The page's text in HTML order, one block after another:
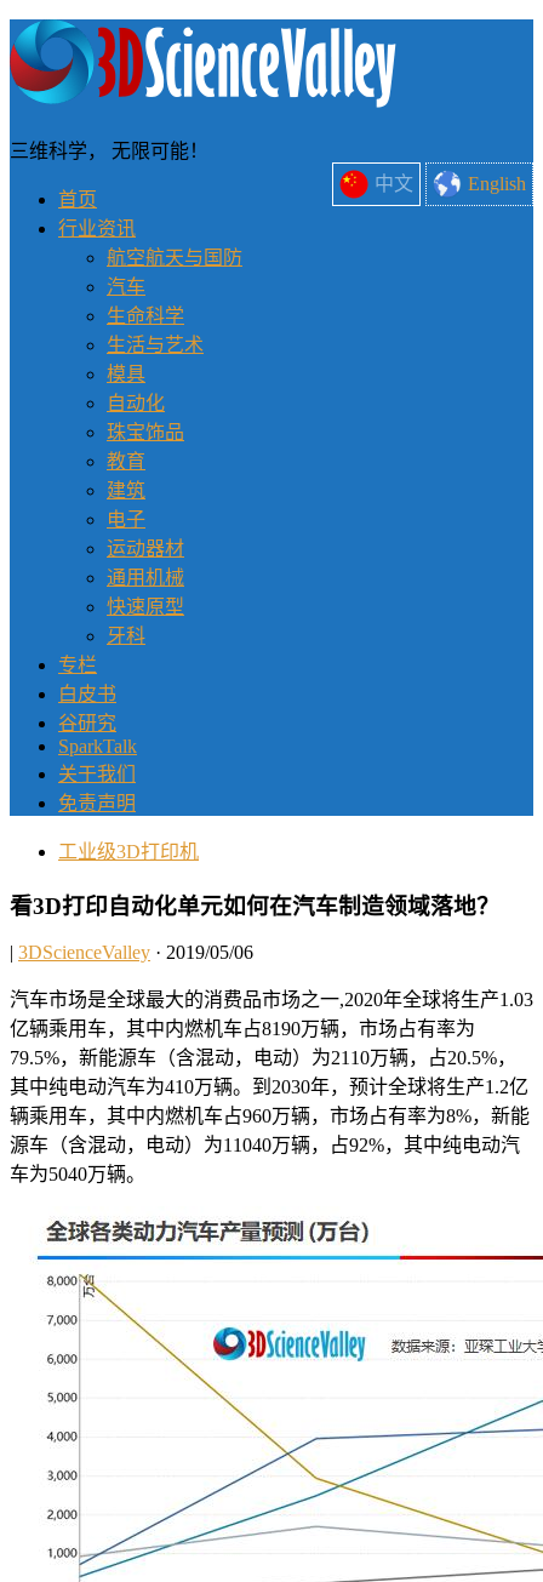
中文 English
三维科学， 无限可能！
首页
行业资讯
航空航天与国防
汽车
生命科学
生活与艺术
模具
自动化
珠宝饰品
教育
建筑
电子
运动器材
通用机械
快速原型
牙科
专栏
白皮书
谷研究
SparkTalk
关于我们
免责声明
工业级3D打印机
看3D打印自动化单元如何在汽车制造领域落地？
| 3DScienceValley · 2019/05/06
汽车市场是全球最大的消费品市场之一,2020年全球将生产1.03
亿辆乘用车，其中内燃机车占8190万辆，市场占有率为
79.5%，新能源车（含混动，电动）为2110万辆，占20.5%，
其中纯电动汽车为410万辆。到2030年，预计全球将生产1.2亿
辆乘用车，其中内燃机车占960万辆，市场占有率为8%，新能
源车（含混动，电动）为11040万辆，占92%，其中纯电动汽
车为5040万辆。